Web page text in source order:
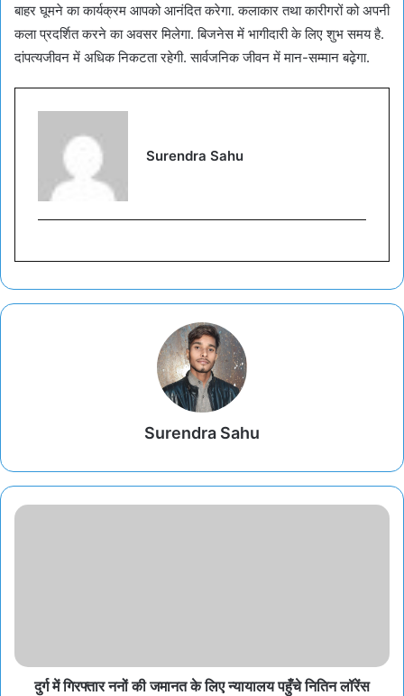
बाहर घूमने का कार्यक्रम आपको आनंदित करेगा. कलाकार तथा कारीगरों को अपनी
कला प्रदर्शित करने का अवसर मिलेगा. बिजनेस में भागीदारी के लिए शुभ समय है.
दांपत्यजीवन में अधिक निकटता रहेगी. सार्वजनिक जीवन में मान-सम्मान बढ़ेगा.
Surendra Sahu
Surendra Sahu
दुर्ग में गिरफ्तार ननों की जमानत के लिए न्यायालय पहुँचे नितिन लॉरेंस